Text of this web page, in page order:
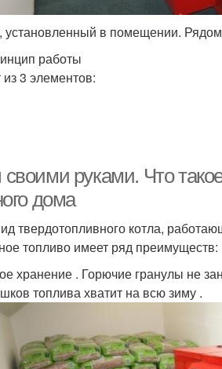
в помещении. Рядом
работы
3 элементов:
руками. Что
дома
твердотопливного котла,
топливо имеет ряд преимуществ:
хранение . Горючие гранулы не
топлива хватит на всю зиму .